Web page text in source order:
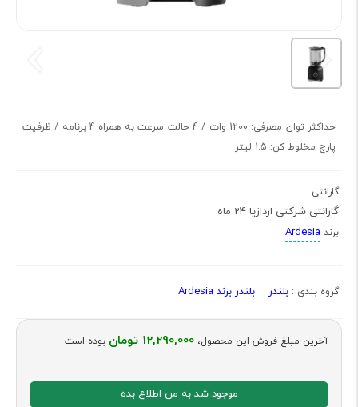
حداکثر توان مصرفی: 1200 وات / 4 حالت سرعت به همراه 4 برنامه / ظرفیت
پارچ مخلوط کن: 1.5 لیتر
گارانتی
گارانتی شرکتی اردازیا 24 ماه
برند Ardesia
گروه بندی : بلندر بلندر برند Ardesia
آخرین مبلغ فروش این محصول، 12,290,000 تومان بوده است
موجود شد به من اطلاع بده